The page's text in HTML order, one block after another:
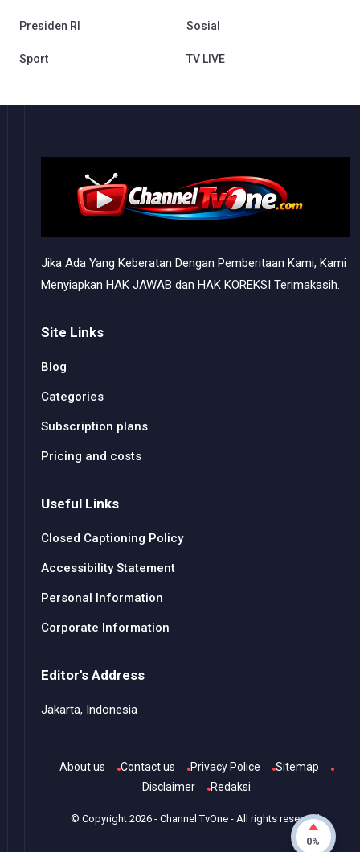
Presiden RI Sosial
Sport TV LIVE
Jika Ada Yang Keberatan Dengan Pemberitaan Kami, Kami
Menyiapkan HAK JAWAB dan HAK KOREKSI Terimakasih.
Site Links
Blog
Categories
Subscription plans
Pricing and costs
Useful Links
Closed Captioning Policy
Accessibility Statement
Personal Information
Corporate Information
Editor's Address
Jakarta, Indonesia
About us Contact us Privacy Police
Sitemap
Disclaimer
Redaksi
© Copyright2026 -Channel TvOne - All rights reserved.
0%